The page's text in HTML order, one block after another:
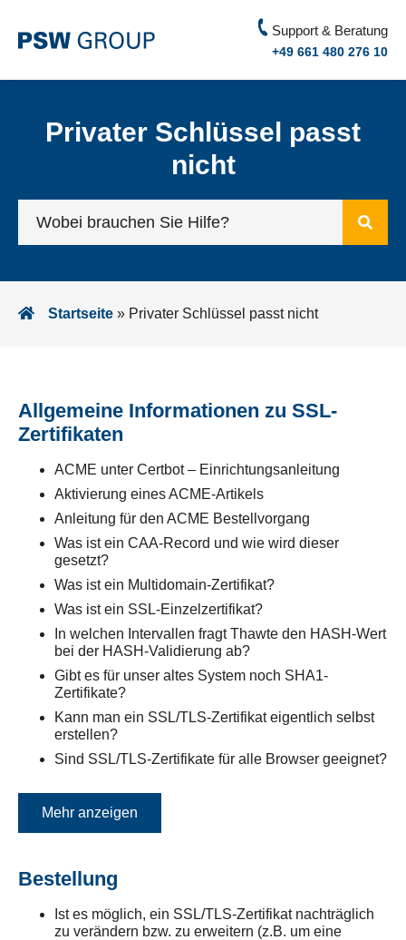
Support & Beratung
+49 661 480 276 10
Privater Schlüssel passt
nicht
Startseite » Privater Schlüssel passt nicht
Allgemeine Informationen zu SSL-
Zertifikaten
ACME unter Certbot – Einrichtungsanleitung
Aktivierung eines ACME-Artikels
Anleitung für den ACME Bestellvorgang
Was ist ein CAA-Record und wie wird dieser
gesetzt?
Was ist ein Multidomain-Zertifikat?
Was ist ein SSL-Einzelzertifikat?
In welchen Intervallen fragt Thawte den HASH-Wert
bei der HASH-Validierung ab?
Gibt es für unser altes System noch SHA1-
Zertifikate?
Kann man ein SSL/TLS-Zertifikat eigentlich selbst
erstellen?
Sind SSL/TLS-Zertifikate für alle Browser geeignet?
Mehr anzeigen
Bestellung
Ist es möglich, ein SSL/TLS-Zertifikat nachträglich
zu verändern bzw. zu erweitern (z.B. um eine